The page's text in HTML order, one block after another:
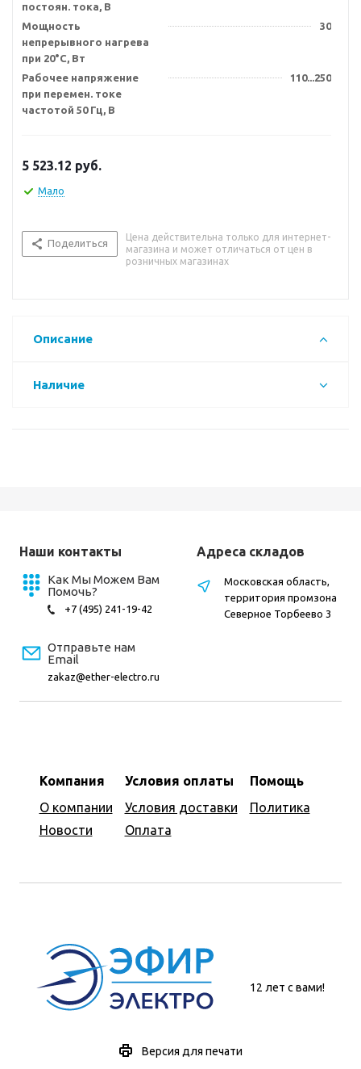
постоян. тока, В
Мощность
непрерывного нагрева
при 20°C, Вт
30
Рабочее напряжение
при перемен. токе
частотой 50 Гц, В
110...250
5 523.12 руб.
Мало
Поделиться
Цена действительна только для интернет-
магазина и может отличаться от цен в
розничных магазинах
Описание
Наличие
Наши контакты
Как Мы Можем Вам
Помочь?
+7 (495) 241-19-42
Отправьте нам
Email
zakaz@ether-electro.ru
Компания
О компании
Новости
Условия оплаты
Условия доставки
Оплата
Помощь
Политика
Адреса складов
Московская область,
территория промзона
Северное Торбеево 3
12 лет с вами!
Версия для печати